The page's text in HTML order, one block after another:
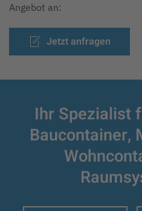
Angebot an:
Jetzt anfragen
Ihr Spezialist
Baucontainer,